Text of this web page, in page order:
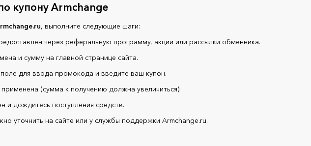
купону Armchange
, выполните следующие шаги:
через реферальную программу, акции или рассылки обменника.
и сумму на главной странице сайта.
для ввода промокода и введите ваш купон.
применена (сумма к получению должна увеличиться).
и дождитесь поступления средств.
уточнить на сайте или у службы поддержки Armchange.ru.